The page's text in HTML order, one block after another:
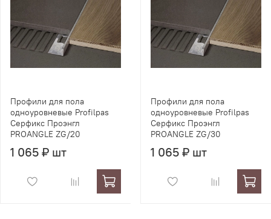
Профили для пола
одноуровневые Profilpas
Серфикс Проэнгл
PROANGLE ZG/20
1 065 ₽ шт
Профили для пола
одноуровневые Profilpas
Серфикс Проэнгл
PROANGLE ZG/30
1 065 ₽ шт